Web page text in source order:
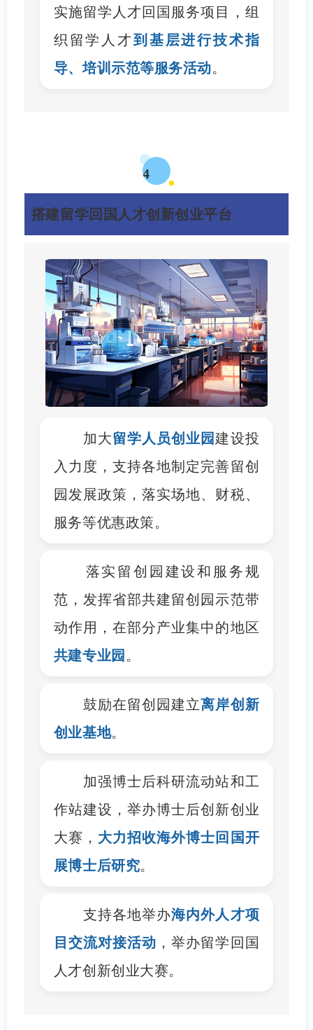
实施留学人才回国服务项目，组
织留学人才到基层进行技术指
导、培训示范等服务活动。
4
搭建留学回国人才创新创业平台
加大留学人员创业园建设投
入力度，支持各地制定完善留创
园发展政策，落实场地、财税、
服务等优惠政策。
落实留创园建设和服务规
范，发挥省部共建留创园示范带
动作用，在部分产业集中的地区
共建专业园 。
鼓励在留创园建立离岸创新
创业基地。
加强博士后科研流动站和工
作站建设，举办博士后创新创业
大赛， 大力招收海外博士回国开
展博士后研究。
支持各地举办海内外人才项
目交流对接活动 ，举办留学回国
人才创新创业大赛。